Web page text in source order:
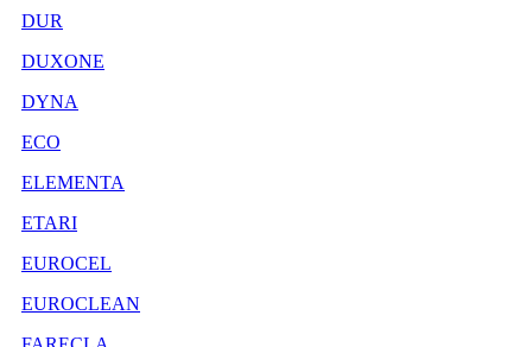
DUR
DUXONE
DYNA
ECO
ELEMENTA
ETARI
EUROCEL
EUROCLEAN